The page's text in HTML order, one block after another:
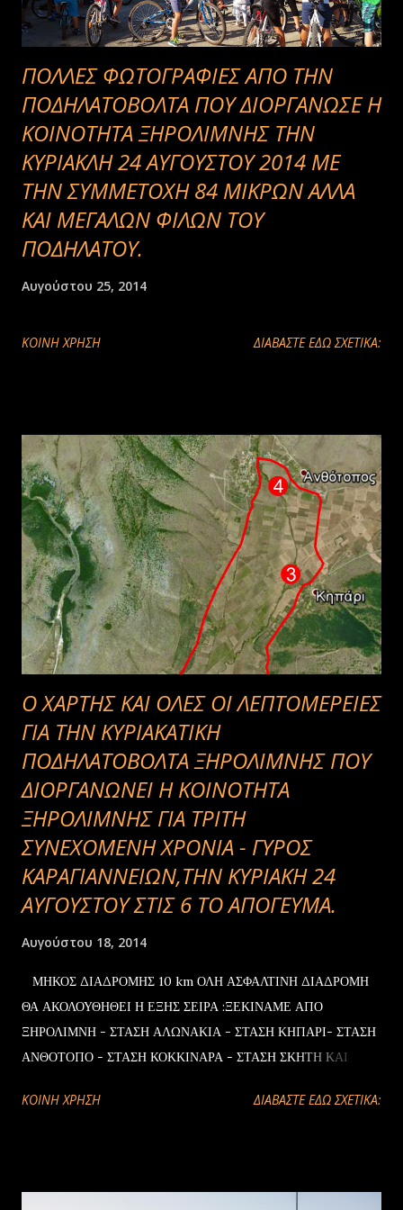
ΠΟΛΛΕΣ ΦΩΤΟΓΡΑΦΙΕΣ ΑΠΟ ΤΗΝ
ΠΟΔΗΛΑΤΟΒΟΛΤΑ ΠΟΥ ΔΙΟΡΓΑΝΩΣΕ Η
ΚΟΙΝΟΤΗΤΑ ΞΗΡΟΛΙΜΝΗΣ ΤΗΝ
ΚΥΡΙΑΚΛΗ 24 ΑΥΓΟΥΣΤΟΥ 2014 ΜΕ
ΤΗΝ ΣΥΜΜΕΤΟΧΗ 84 ΜΙΚΡΩΝ ΑΛΛΑ
ΚΑΙ ΜΕΓΑΛΩΝ ΦΙΛΩΝ ΤΟΥ
ΠΟΔΗΛΑΤΟΥ.
Αυγούστου 25, 2014
ΚΟΙΝΉ ΧΡΉΣΗ ΔΙΑΒΑΣΤΕ ΕΔΩ ΣΧΕΤΙΚΑ:
Ο ΧΑΡΤΗΣ ΚΑΙ ΟΛΕΣ ΟΙ ΛΕΠΤΟΜΕΡΕΙΕΣ
ΓΙΑ ΤΗΝ ΚΥΡΙΑΚΑΤΙΚΗ
ΠΟΔΗΛΑΤΟΒΟΛΤΑ ΞΗΡΟΛΙΜΝΗΣ ΠΟΥ
ΔΙΟΡΓΑΝΩΝΕΙ Η ΚΟΙΝΟΤΗΤΑ
ΞΗΡΟΛΙΜΝΗΣ ΓΙΑ ΤΡΙΤΗ
ΣΥΝΕΧΟΜΕΝΗ ΧΡΟΝΙΑ - ΓΥΡΟΣ
ΚΑΡΑΓΙΑΝΝΕΙΩΝ,ΤΗΝ ΚΥΡΙΑΚΗ 24
ΑΥΓΟΥΣΤΟΥ ΣΤΙΣ 6 ΤΟ ΑΠΟΓΕΥΜΑ.
Αυγούστου 18, 2014
ΜΗΚΟΣ ΔΙΑΔΡΟΜΗΣ 10 km ΟΛΗ ΑΣΦΑΛΤΙΝΗ ΔΙΑΔΡΟΜΗ
ΘΑ ΑΚΟΛΟΥΘΗΘΕΙ Η ΕΞΗΣ ΣΕΙΡΑ :ΞΕΚΙΝΑΜΕ ΑΠΟ
ΞΗΡΟΛΙΜΝΗ - ΣΤΑΣΗ ΑΛΩΝΑΚΙΑ - ΣΤΑΣΗ ΚΗΠΑΡΙ- ΣΤΑΣΗ
ΑΝΘΟΤΟΠΟ - ΣΤΑΣΗ ΚΟΚΚΙΝΑΡΑ - ΣΤΑΣΗ ΣΚΗΤΗ ΚΑΙ
ΠΕΤΡΙΝΗ ΒΡΥΣΗ ΣΤΟ ΠΑΡΚΟ. Η ΚΟΙΝΟΤΗΤΑ ΞΗΡΟΛΙΜΝΗΣ
ΚΟΙΝΉ ΧΡΉΣΗ ΔΙΑΒΑΣΤΕ ΕΔΩ ΣΧΕΤΙΚΑ: